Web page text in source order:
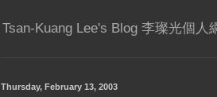
Tsan-Kuang Lee's Blog 李璨光個人
Thursday, February 13, 2003